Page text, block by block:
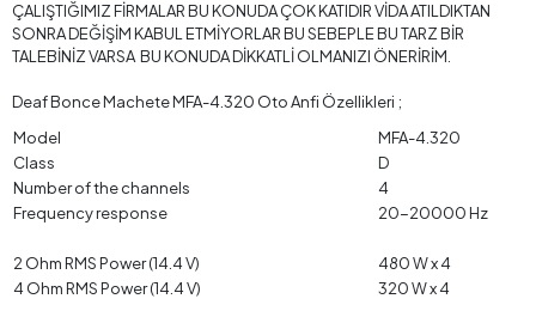
ÇALIŞTIĞIMIZ FİRMALAR BU KONUDA ÇOK KATIDIR VİDA ATILDIKTAN
SONRA DEĞİŞİM KABUL ETMİYORLAR BU SEBEPLE BU TARZ BİR
TALEBİNİZ VARSA BU KONUDA DİKKATLİ OLMANIZI ÖNERİRİM.
Deaf Bonce Machete MFA-4.320 Oto Anfi Özellikleri ;
Model
MFA-4.320
Class
D
Number of the channels
4
Frequency response
20-20000 Hz
2 Ohm RMS Power (14.4 V)
480 W x 4
4 Ohm RMS Power (14.4 V)
320 W x 4